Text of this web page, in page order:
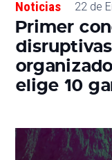
Noticias 22 de
Primer
elige 10